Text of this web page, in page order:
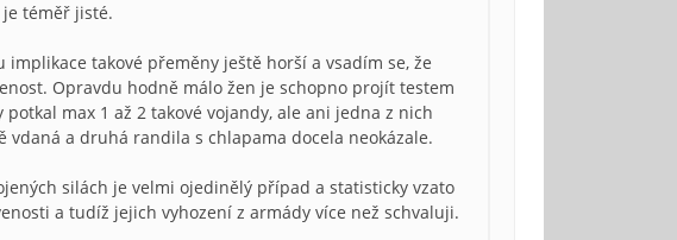
téměř jisté.
takové přeměny ještě horší a vsadím se, že
Opravdu hodně málo žen je schopno projít testem
max 1 až 2 takové vojandy, ale ani jedna z nich
a druhá randila s chlapama docela neokázale.
silách je velmi ojedinělý případ a statisticky vzato
a tudíž jejich vyhození z armády více než schvaluji.